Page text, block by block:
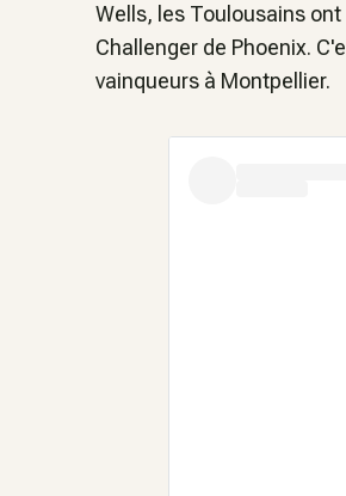
Wells, les Toulousains
Challenger de Phoenix.
vainqueurs à Montpellier.